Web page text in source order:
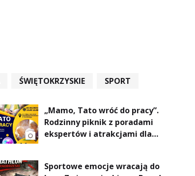
ŚWIĘTOKRZYSKIE
SPORT
„Mamo, Tato wróć do pracy”.
Rodzinny piknik z poradami
ekspertów i atrakcjami dla
Sportowe emocje wracają do